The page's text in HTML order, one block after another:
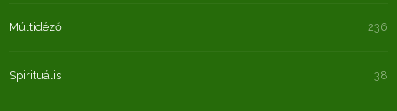
Múltidéző 236
Spirituális 38